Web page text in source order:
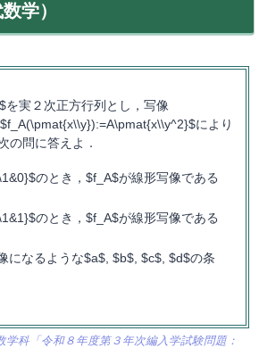
学）
を実２次正方行列とし，写像
により
の問に答えよ．
のとき，$f_A$が線形写像である
のとき，$f_A$が線形写像である
になるような$a$, $b$, $c$, $d$の条
学科「令和８年度第３年次編入学試験問題：